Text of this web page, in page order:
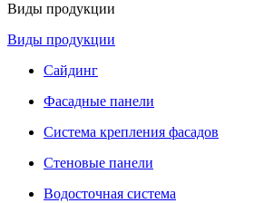
Виды продукции
Виды продукции
Сайдинг
Фасадные панели
Система крепления фасадов
Стеновые панели
Водосточная система